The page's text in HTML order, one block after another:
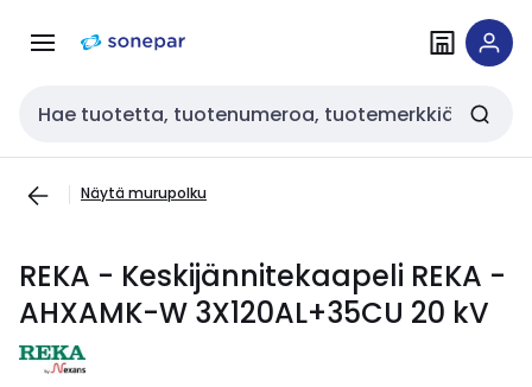
navigointiinsisältöön
Haku
Näytä murupolku
REKA - Keskijännitekaapeli REKA -
AHXAMK-W 3X120AL+35CU 20 kV